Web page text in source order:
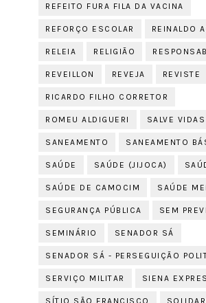
REFEITO FURA FILA DA VACINA
REFORÇO ESCOLAR REINALDO
RELEIA RELIGIÃO
REVEILLON REVEJA REVISTE
RICARDO FILHO CORRETOR
ROMEU ALDIGUERI SALVE VIDAS
SANEAMENTO SANEAMENTO
SAÚDE SAÚDE (JIJOCA)
SAÚDE DE CAMOCIM SAÚDE
SEGURANÇA PÚBLICA SEM
SEMINÁRIO SENADOR SÁ
SENADOR SÁ - PERSEGUIÇÃO
SERVIÇO MILITAR SIENA
SÍTIO SÃO FRANCISCO